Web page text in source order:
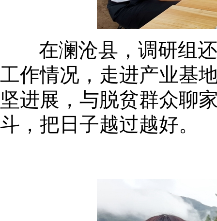
在澜沧县，调研组
工作情况，走进产业基
坚进展，与脱贫群众聊
斗，把日子越过越好。